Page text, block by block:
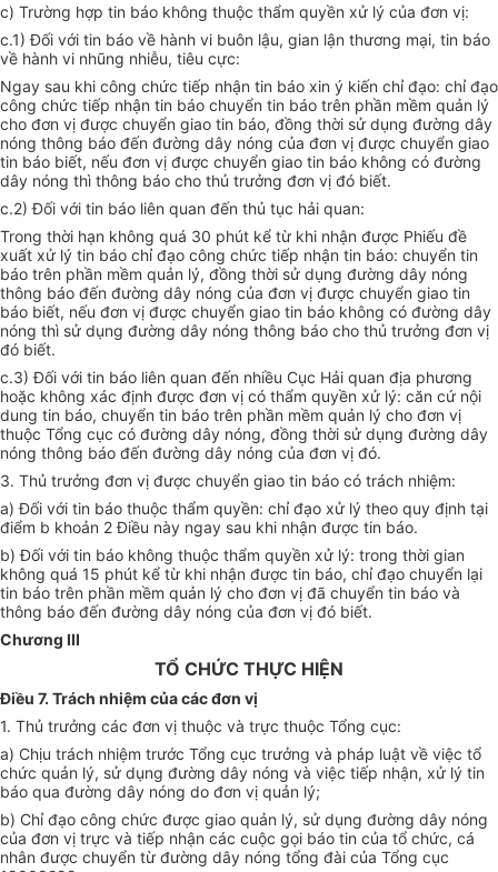
c) Trường hợp tin báo không thuộc thẩm quyền xử lý của đơn vị:
c.1) Đối với tin báo về hành vi buôn lậu, gian lận thương mại, tin báo
về hành vi nhũng nhiễu, tiêu cực:
Ngay sau khi công chức tiếp nhận tin báo xin ý kiến chỉ đạo: chỉ đạo
công chức tiếp nhận tin báo chuyển tin báo trên phần mềm quản lý
cho đơn vị được chuyển giao tin báo, đồng thời sử dụng đường dây
nóng thông báo đến đường dây nóng của đơn vị được chuyển giao
tin báo biết, nếu đơn vị được chuyển giao tin báo không có đường
dây nóng thì thông báo cho thủ trưởng đơn vị đó biết.
c.2) Đối với tin báo liên quan đến thủ tục hải quan:
Trong thời hạn không quá 30 phút kể từ khi nhận được Phiếu đề
xuất xử lý tin báo chỉ đạo công chức tiếp nhận tin báo: chuyển tin
báo trên phần mềm quản lý, đồng thời sử dụng đường dây nóng
thông báo đến đường dây nóng của đơn vị được chuyển giao tin
báo biết, nếu đơn vị được chuyển giao tin báo không có đường dây
nóng thì sử dụng đường dây nóng thông báo cho thủ trưởng đơn vị
đó biết.
c.3) Đối với tin báo liên quan đến nhiều Cục Hải quan địa phương
hoặc không xác định được đơn vị có thẩm quyền xử lý: căn cứ nội
dung tin báo, chuyển tin báo trên phần mềm quản lý cho đơn vị
thuộc Tổng cục có đường dây nóng, đồng thời sử dụng đường dây
nóng thông báo đến đường dây nóng của đơn vị đó.
3. Thủ trưởng đơn vị được chuyển giao tin báo có trách nhiệm:
a) Đối với tin báo thuộc thẩm quyền: chỉ đạo xử lý theo quy định tại
điểm b khoản 2 Điều này ngay sau khi nhận được tin báo.
b) Đối với tin báo không thuộc thẩm quyền xử lý: trong thời gian
không quá 15 phút kể từ khi nhận được tin báo, chỉ đạo chuyển lại
tin báo trên phần mềm quản lý cho đơn vị đã chuyển tin báo và
thông báo đến đường dây nóng của đơn vị đó biết.
Chương III
TỔ CHỨC THỰC HIỆN
Điều 7. Trách nhiệm của cácđơn vị
1. Thủ trưởng các đơn vị thuộc và trực thuộc Tổng cục:
a) Chịu trách nhiệm trước Tổng cục trưởng và pháp luật về việc tổ
chức quản lý, sử dụng đường dây nóng và việc tiếp nhận, xử lý tin
báo qua đường dây nóng do đơn vị quản lý;
b) Chỉ đạo công chức được giao quản lý, sử dụng đường dây nóng
của đơn vị trực và tiếp nhận các cuộc gọi báo tin của tổ chức, cá
nhân được chuyển từ đường dây nóng tổng đài của Tổng cục